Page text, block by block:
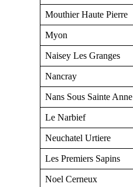
Mouthier Haute Pierre
Myon
Naisey Les Granges
Nancray
Nans Sous Sainte Anne
Le Narbief
Neuchatel Urtiere
Les Premiers Sapins
Noel Cerneux